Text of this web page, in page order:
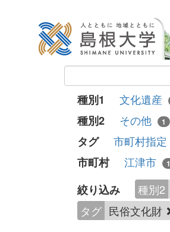
種別1 文化遺産
種別2 その他 1
タグ 市町村指定
市町村 江津市 1
絞り込み 種別2
タグ 民俗文化財